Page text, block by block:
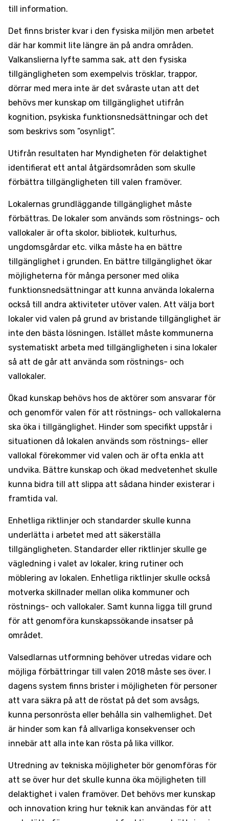
till information.
Det finns brister kvar i den fysiska miljön men arbetet
där har kommit lite längre än på andra områden.
Valkanslierna lyfte samma sak, att den fysiska
tillgängligheten som exempelvis trösklar, trappor,
dörrar med mera inte är det svåraste utan att det
behövs mer kunskap om tillgänglighet utifrån
kognition, psykiska funktionsnedsättningar och det
som beskrivs som ”osynligt”.
Utifrån resultaten har Myndigheten för delaktighet
identifierat ett antal åtgärdsområden som skulle
förbättra tillgängligheten till valen framöver.
Lokalernas grundläggande tillgänglighet måste
förbättras. De lokaler som används som röstnings- och
vallokaler är ofta skolor, bibliotek, kulturhus,
ungdomsgårdar etc. vilka måste ha en bättre
tillgänglighet i grunden. En bättre tillgänglighet ökar
möjligheterna för många personer med olika
funktionsnedsättningar att kunna använda lokalerna
också till andra aktiviteter utöver valen. Att välja bort
lokaler vid valen på grund av bristande tillgänglighet är
inte den bästa lösningen. Istället måste kommunerna
systematiskt arbeta med tillgängligheten i sina lokaler
så att de går att använda som röstnings- och
vallokaler.
Ökad kunskap behövs hos de aktörer som ansvarar för
och genomför valen för att röstnings- och vallokalerna
ska öka i tillgänglighet. Hinder som specifikt uppstår i
situationen då lokalen används som röstnings- eller
vallokal förekommer vid valen och är ofta enkla att
undvika. Bättre kunskap och ökad medvetenhet skulle
kunna bidra till att slippa att sådana hinder existerar i
framtida val.
Enhetliga riktlinjer och standarder skulle kunna
underlätta i arbetet med att säkerställa
tillgängligheten. Standarder eller riktlinjer skulle ge
vägledning i valet av lokaler, kring rutiner och
möblering av lokalen. Enhetliga riktlinjer skulle också
motverka skillnader mellan olika kommuner och
röstnings- och vallokaler. Samt kunna ligga till grund
för att genomföra kunskapssökande insatser på
området.
Valsedlarnas utformning behöver utredas vidare och
möjliga förbättringar till valen 2018 måste ses över. I
dagens system finns brister i möjligheten för personer
att vara säkra på att de röstat på det som avsågs,
kunna personrösta eller behålla sin valhemlighet. Det
är hinder som kan få allvarliga konsekvenser och
innebär att alla inte kan rösta på lika villkor.
Utredning av tekniska möjligheter bör genomföras för
att se över hur det skulle kunna öka möjligheten till
delaktighet i valen framöver. Det behövs mer kunskap
och innovation kring hur teknik kan användas för att